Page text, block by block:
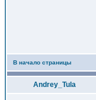
В начало страницы
Andrey_Tula